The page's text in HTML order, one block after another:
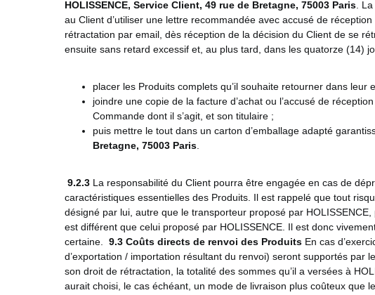
HOLISSENCE, Service Client, 49 rue de Bretagne, 75003 Paris .
au Client d’utiliser une lettre recommandée avec accusé de
rétractation par email, dès réception de la décision du Client de se
ensuite sans retard excessif et, au plus tard, dans les quatorze (14)
placer les Produits complets qu’il souhaite retourner dans
joindre une copie de la facture d’achat ou l’accusé de
Commande dont il s’agit, et son titulaire ;
puis mettre le tout dans un carton d’emballage adapté
Bretagne, 75003 Paris
9.2.3 La responsabilité du Client pourra être engagée en cas de
caractéristiques essentielles des Produits. Il est rappelé que tout
désigné par lui, autre que le transporteur proposé par
est différent que celui proposé par HOLISSENCE. Il est donc
certaine.
9.3 Coûts directs de renvoi des Produits En cas
d’exportation / importation résultant du renvoi) seront supportés par
son droit de rétractation, la totalité des sommes qu’il a versées à
aurait choisi, le cas échéant, un mode de livraison plus coûteux que